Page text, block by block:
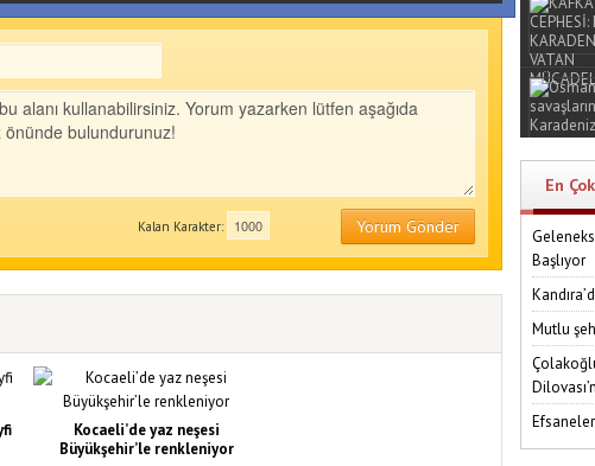
Yorum Gönder
Kalan Karakter:
Kocaeli’de yaz neşesi
Büyükşehir’le renkleniyor
En
Başlıyor
Mutlu